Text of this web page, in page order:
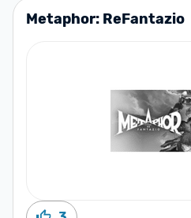
Metaphor: ReFantazio